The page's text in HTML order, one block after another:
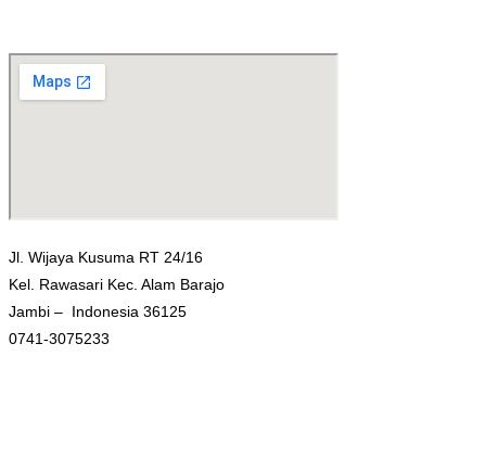
Jl. Wijaya Kusuma RT 24/16
Kel. Rawasari Kec. Alam Barajo
Jambi – Indonesia 36125
0741-3075233